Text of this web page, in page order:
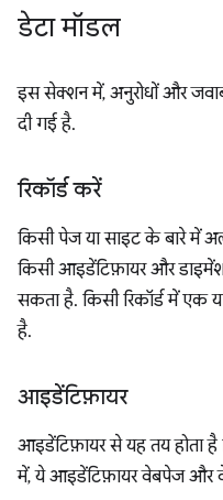
डेटा मॉडल
इस सेक्शन में, अनुरोधों और
दी गई है.
रिकॉर्ड करें
किसी पेज या साइट के बारे में
किसी आइडेंटिफ़ायर और
सकता है. किसी रिकॉर्ड में एक
है.
आइडेंटिफ़ायर
आइडेंटिफ़ायर से यह तय होता है
में, ये आइडेंटिफ़ायर वेबपेज और